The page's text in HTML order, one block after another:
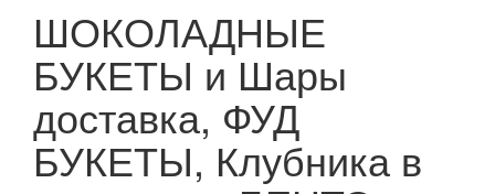
ШОКОЛАДНЫЕ
БУКЕТЫ и Шары
доставка, ФУД
БУКЕТЫ, Клубника в